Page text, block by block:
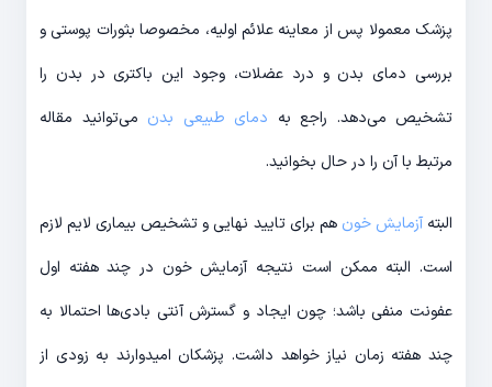
پزشک معمولا پس از معاینه علائم اولیه، مخصوصا بثورات پوستی و
بررسی دمای بدن و درد عضلات، وجود این باکتری در بدن را
تشخیص می‌دهد. راجع به دمای طبیعی بدن می‌توانید مقاله
مرتبط با آن را در حال بخوانید.
البتهآزمایش خون هم برای تایید نهایی و تشخیص بیماری لایم لازم
است. البته ممکن است نتیجه آزمایش خون در چند هفته اول
عفونت منفی باشد؛ چون ایجاد و گسترش آنتی بادی‌ها احتمالا به
چند هفته زمان نیاز خواهد داشت. پزشکان امیدوارند به زودی از